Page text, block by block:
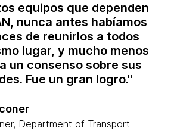
equipos que dependen
nunca antes habíamos
de reunirlos a todos
lugar, y mucho menos
un consenso sobre sus
Fue un gran logro.
Department of Transport